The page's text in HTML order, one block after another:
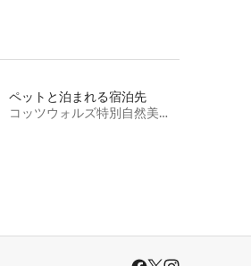
ペットと泊まれる宿泊先
コッツウォルズ特別自然美観地区